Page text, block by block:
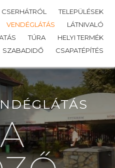
CSERHÁTRÓL
TELEPÜLÉSEK
VENDÉGLÁTÁS
LÁTNIVALÓ
TÚRA
HELYI TERMÉK
SZABADIDŐ
CSAPATÉPÍTÉS